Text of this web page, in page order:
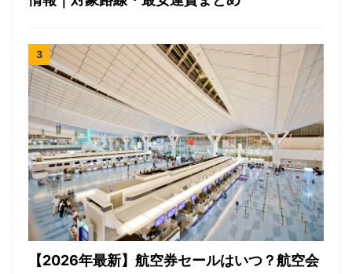
【2026年最新】航空券セールはいつ？航空会